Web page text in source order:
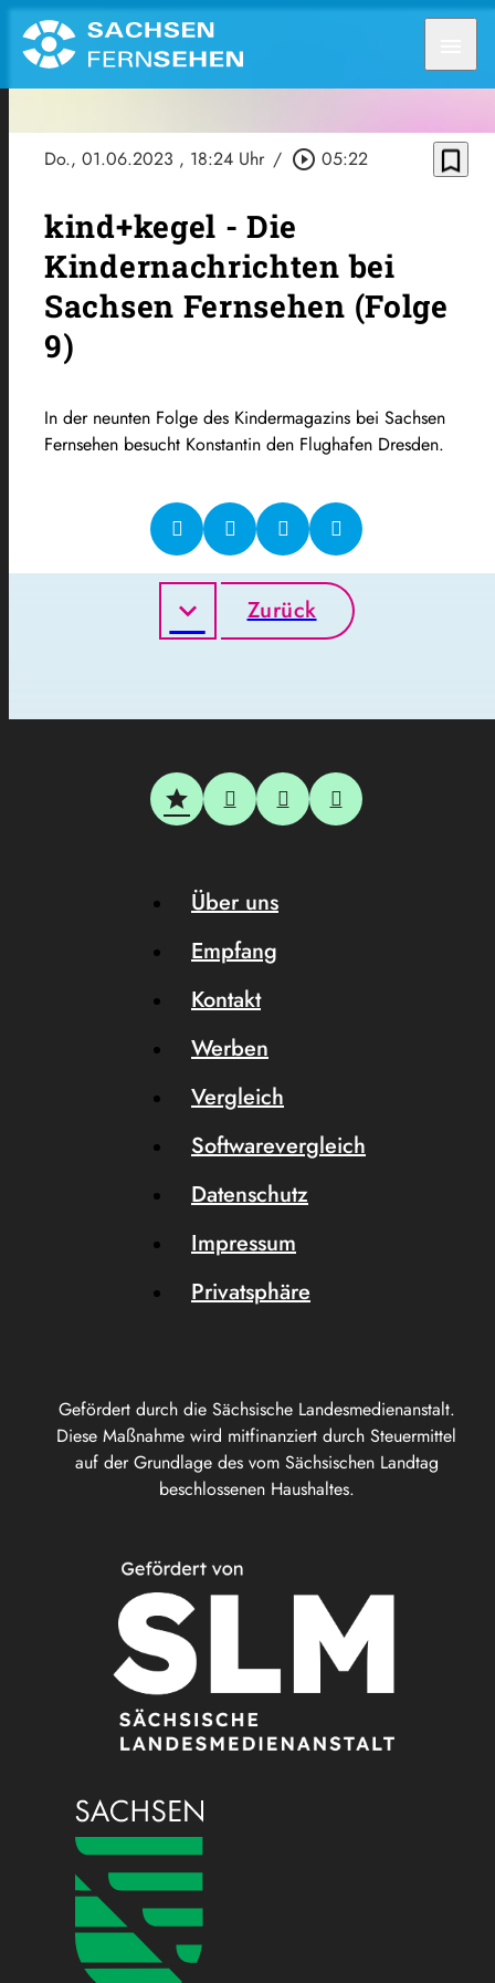
Do., 01.06.2023 , 18:24 Uhr / play_circle_outline 05:22 bookmark_border
kind+kegel - Die
Kindernachrichten bei
Sachsen Fernsehen (Folge
9)
In der neunten Folge des Kindermagazins bei Sachsen
Fernsehen besucht Konstantin den Flughafen Dresden.
Zurück
Gefördert durch die Sächsische Landesmedienanstalt.
Diese Maßnahme wird mitfinanziert durch Steuermittel
auf der Grundlage des vom Sächsischen Landtag
beschlossenen Haushaltes.
Über uns
Empfang
Kontakt
Werben
Vergleich
Softwarevergleich
Datenschutz
Impressum
Privatsphäre